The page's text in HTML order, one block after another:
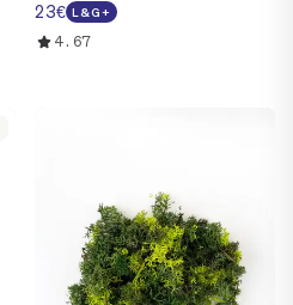
23€ L&G+
4.67